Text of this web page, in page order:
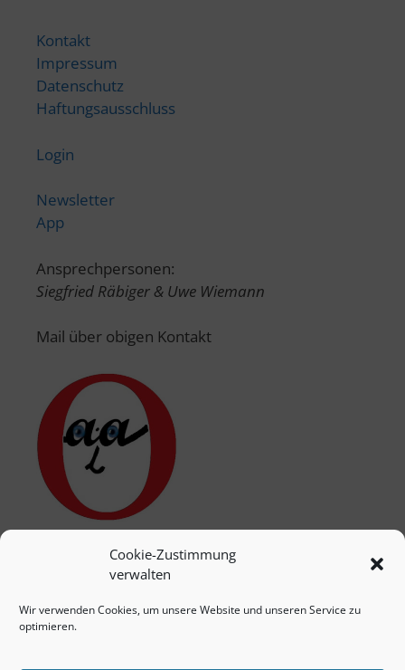
Cookie-Zustimmung
verwalten
Wir verwenden Cookies, um unsere Website und unseren Service zu
optimieren.
Kontakt
Impressum
Datenschutz
Haftungsausschluss
Login
Newsletter
App
Ansprechpersonen:
Siegfried Räbiger & Uwe Wiemann
Mail über obigen Kontakt